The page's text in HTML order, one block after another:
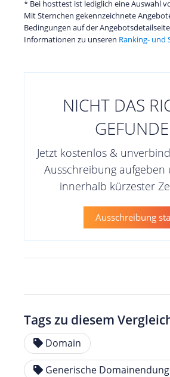
* Bei hosttest ist lediglich eine Auswahl
Mit Sternchen gekennzeichnete
Bedingungen auf der
Informationen zu unseren Ranking- und
NICHT DAS
Jetzt kostenlos &
Ausschreibung aufgeben
innerhalb kürzester
Ausschreibung
Tags zu diesem
Domain
Generische